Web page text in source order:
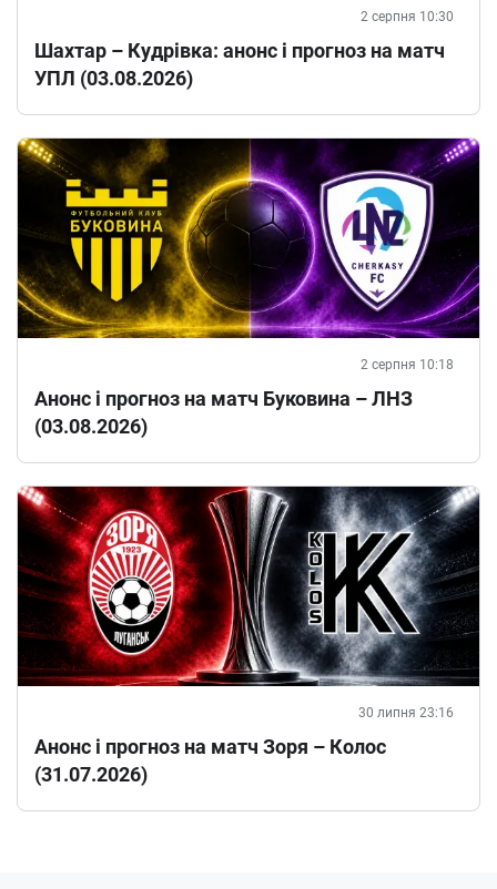
2 серпня 10:30
Шахтар – Кудрівка: анонс і прогноз на матч
УПЛ (03.08.2026)
2 серпня 10:18
Анонс і прогноз на матч Буковина – ЛНЗ
(03.08.2026)
30 липня 23:16
Анонс і прогноз на матч Зоря – Колос
(31.07.2026)